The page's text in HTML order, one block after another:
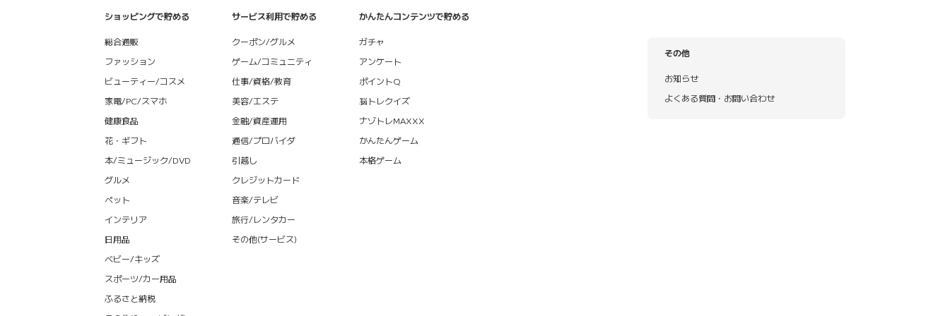
ショッピングで貯める
総合通販
ファッション
ビューティー/コスメ
家電/PC/スマホ
健康食品
花・ギフト
本/ミュージック/DVD
グルメ
ペット
インテリア
日用品
ベビー/キッズ
スポーツ/カー用品
ふるさと納税
サービス利用で貯める
クーポン/グルメ
ゲーム/コミュニティ
仕事/資格/教育
美容/エステ
金融/資産運用
通信/プロバイダ
引越し
クレジットカード
音楽/テレビ
旅行/レンタカー
その他(サービス)
かんたんコンテンツで貯める
ガチャ
アンケート
ポイントQ
脳トレクイズ
ナゾトレMAXXX
かんたんゲーム
本格ゲーム
その他
お知らせ
よくある質問・お問い合わせ